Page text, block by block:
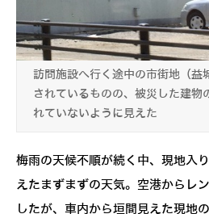
訪問施設へ行く途中の市街地（益
されているものの、被災した建物
れていないように見えた
梅雨の天候不順が続く中、現地入
えたまずまずの天気。空港からレ
したが、車内から垣間見えた現地